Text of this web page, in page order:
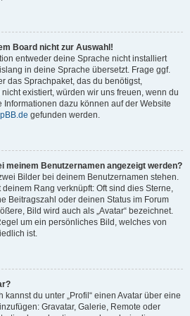
Board nicht zur Auswahl!
entweder deine Sprache nicht installiert
in deine Sprache übersetzt. Frage ggf.
das Sprachpaket, das du benötigst,
existiert, würden wir uns freuen, wenn du
Informationen dazu können auf der Website
gefunden werden.
meinem Benutzernamen angezeigt werden?
Bilder bei deinem Benutzernamen stehen.
Rang verknüpft: Oft sind dies Sterne,
Beitragszahl oder deinen Status im Forum
Bild wird auch als „Avatar“ bezeichnet.
um ein persönliches Bild, welches von
ist.
du unter „Profil“ einen Avatar über eine
Gravatar, Galerie, Remote oder